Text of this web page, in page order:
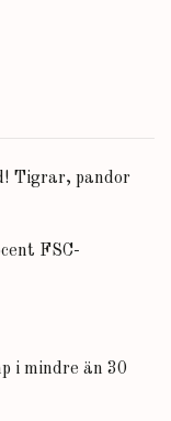
Tigrar, pandor
FSC-
i mindre än 30